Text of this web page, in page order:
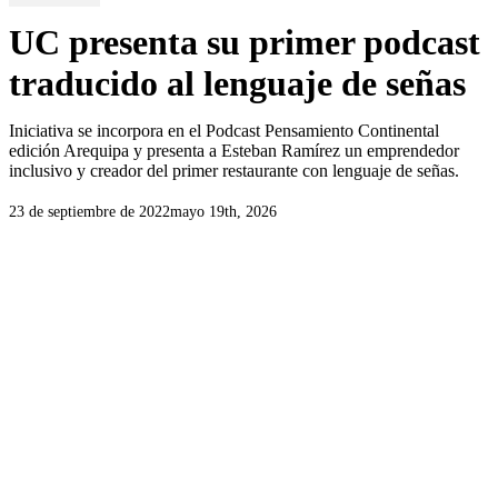
UC presenta su primer podcast
traducido al lenguaje de señas
Iniciativa se incorpora en el Podcast Pensamiento Continental
edición Arequipa y presenta a Esteban Ramírez un emprendedor
inclusivo y creador del primer restaurante con lenguaje de señas.
23 de septiembre de 2022mayo 19th, 2026